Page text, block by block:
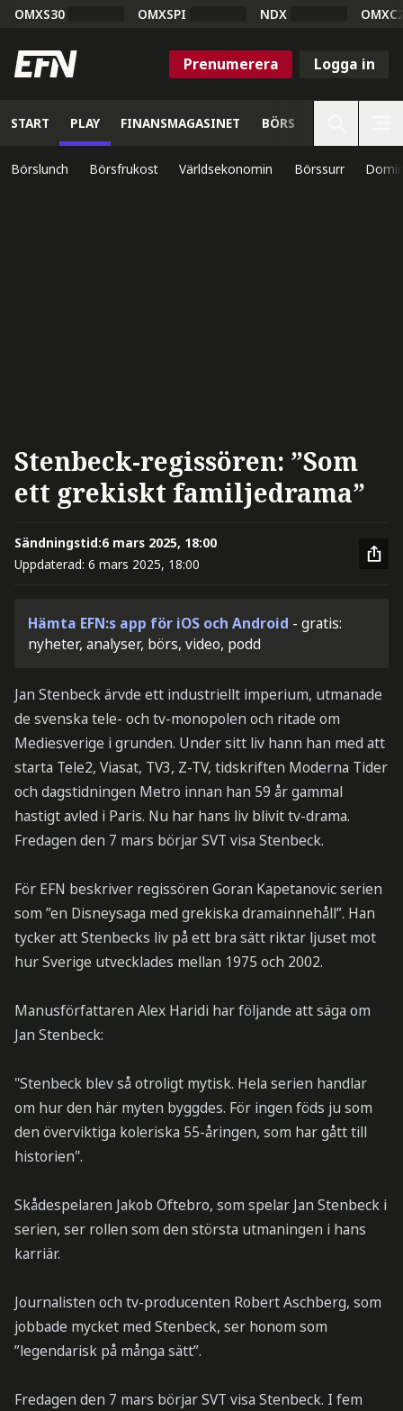
OMXS30 OMXSPI NDX
Prenumerera Logga in
START PLAY FINANSMAGASINET BÖRS
Börslunch Börsfrukost Världsekonomin Börssurr
Stenbeck-regissören: ”Som
ett grekiskt familjedrama”
Sändningstid:6 mars 2025, 18:00
Uppdaterad: 6 mars 2025, 18:00
Hämta EFN:s app för iOS och Android - gratis:
nyheter, analyser, börs, video, podd
Jan Stenbeck ärvde ett industriellt imperium, utmanade
de svenska tele- och tv-monopolen och ritade om
Mediesverige i grunden. Under sitt liv hann han med att
starta Tele2, Viasat, TV3, Z-TV, tidskriften Moderna Tider
och dagstidningen Metro innan han 59 år gammal
hastigt avled i Paris. Nu har hans liv blivit tv-drama.
Fredagen den 7 mars börjar SVT visa Stenbeck.
För EFN beskriver regissören Goran Kapetanovic serien
som ”en Disneysaga med grekiska dramainnehåll”. Han
tycker att Stenbecks liv på ett bra sätt riktar ljuset mot
hur Sverige utvecklades mellan 1975 och 2002.
Manusförfattaren Alex Haridi har följande att säga om
Jan Stenbeck:
"Stenbeck blev så otroligt mytisk. Hela serien handlar
om hur den här myten byggdes. För ingen föds ju som
den överviktiga koleriska 55-åringen, som har gått till
historien".
Skådespelaren Jakob Oftebro, som spelar Jan Stenbeck i
serien, ser rollen som den största utmaningen i hans
karriär.
Journalisten och tv-producenten Robert Aschberg, som
jobbade mycket med Stenbeck, ser honom som
”legendarisk på många sätt”.
Fredagen den 7 mars börjar SVT visa Stenbeck. I fem